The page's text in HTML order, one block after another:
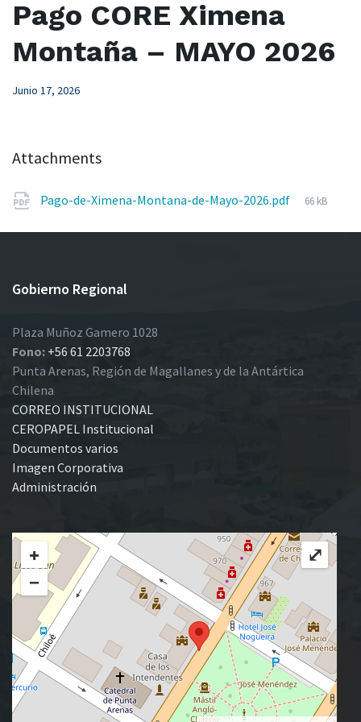
Pago CORE Ximena
Montaña – MAYO 2026
Junio 17, 2026
Attachments
Pago-de-Ximena-Montana-de-Mayo-2026.pdf
File
66 kB
Gobierno Regional
Plaza Muñoz Gamero 1028
Fono: +56 61 2203768
Punta Arenas, Región de Magallanes y de la Antártica
Chilena
CORREO INSTITUCIONAL
CEROPAPEL Institucional
Documentos varios
Imagen Corporativa
Administración
+
−
⤢